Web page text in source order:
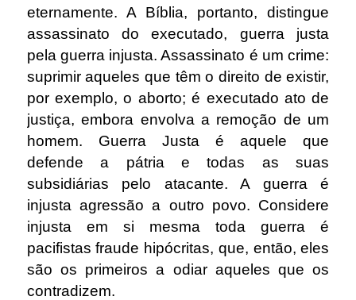
eternamente. A Bíblia, portanto, distingue
assassinato do executado, guerra justa
pela guerra injusta. Assassinato é um crime:
suprimir aqueles que têm o direito de existir,
por exemplo, o aborto; é executado ato de
justiça, embora envolva a remoção de um
homem. Guerra Justa é aquele que
defende a pátria e todas as suas
subsidiárias pelo atacante. A guerra é
injusta agressão a outro povo. Considere
injusta em si mesma toda guerra é
pacifistas fraude hipócritas, que, então, eles
são os primeiros a odiar aqueles que os
contradizem.